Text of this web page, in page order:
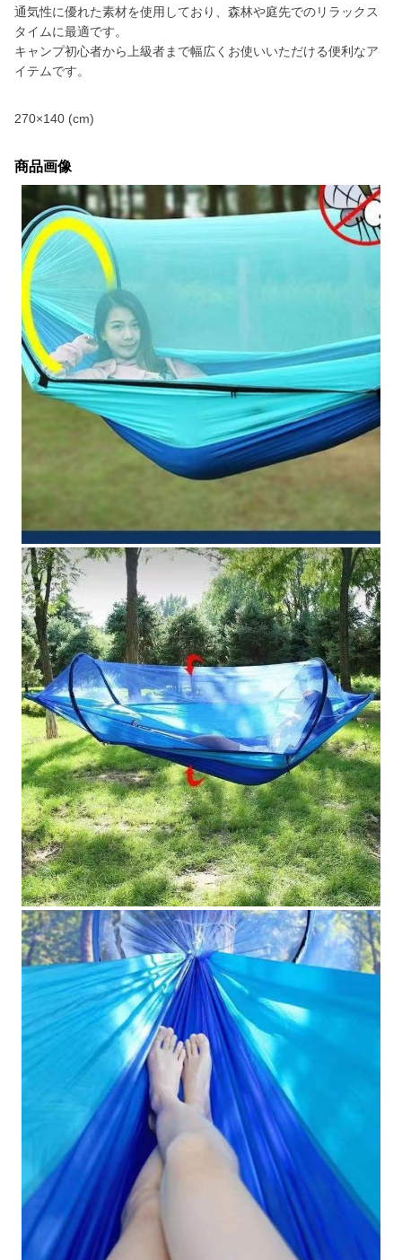
通気性に優れた素材を使用しており、森林や庭先でのリラックス
タイムに最適です。
キャンプ初心者から上級者まで幅広くお使いいただける便利なア
イテムです。
270×140 (cm)
商品画像